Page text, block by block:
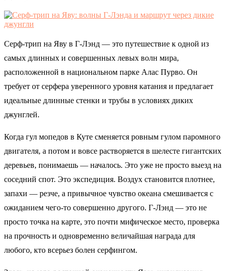
Серф-трип на Яву в Г-Лэнд — это путешествие к одной из
самых длинных и совершенных левых волн мира,
расположенной в национальном парке Алас Пурво. Он
требует от серфера уверенного уровня катания и предлагает
идеальные длинные стенки и трубы в условиях диких
джунглей.
Когда гул мопедов в Куте сменяется ровным гулом паромного
двигателя, а потом и вовсе растворяется в шелесте гигантских
деревьев, понимаешь — началось. Это уже не просто выезд на
соседний спот. Это экспедиция. Воздух становится плотнее,
запахи — резче, а привычное чувство океана смешивается с
ожиданием чего-то совершенно другого. Г-Лэнд — это не
просто точка на карте, это почти мифическое место, проверка
на прочность и одновременно величайшая награда для
любого, кто всерьез болен серфингом.